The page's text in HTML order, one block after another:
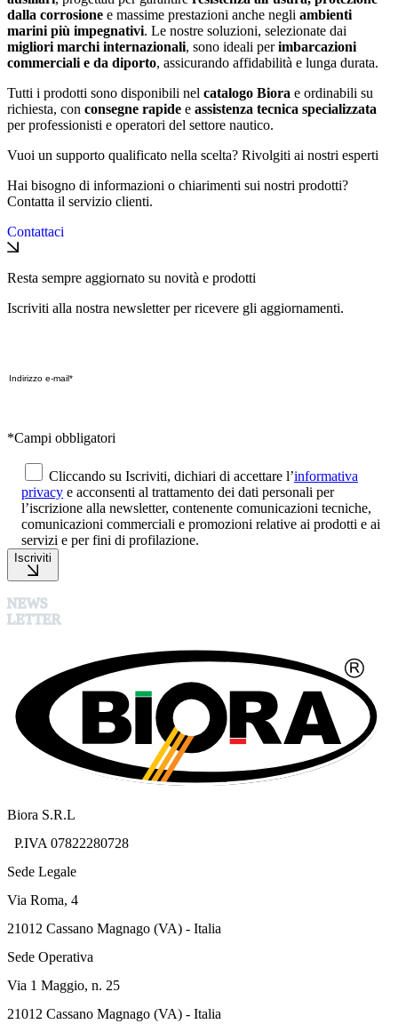
dalla corrosione e massime prestazioni anche negli ambienti
marini più impegnativi. Le nostre soluzioni, selezionate dai
migliori marchi internazionali, sono ideali perimbarcazioni
commerciali e da diporto, assicurando affidabilità e lunga durata.
Tutti i prodotti sono disponibili nel catalogo Biora e ordinabili su
richiesta, con consegne rapide e assistenza tecnica specializzata
per professionisti e operatori del settore nautico.
Vuoi un supporto qualificato nella scelta? Rivolgiti ai nostri esperti
Hai bisogno di informazioni o chiarimenti sui nostri prodotti?
Contatta il servizio clienti.
Contattaci
Resta sempre aggiornato su novità e prodotti
Iscriviti alla nostra newsletter per ricevere gli aggiornamenti.
*Campi obbligatori
Cliccando su Iscriviti, dichiari di accettare l’informativa
privacy e acconsenti al trattamento dei dati personali per
l’iscrizione alla newsletter, contenente comunicazioni tecniche,
comunicazioni commerciali e promozioni relative ai prodotti e ai
servizi e per fini di profilazione.
Iscriviti
NEWS
LETTER
Biora S.R.L
P.IVA 07822280728
Sede Legale
Via Roma, 4
21012 Cassano Magnago (VA) - Italia
Sede Operativa
Via 1 Maggio, n. 25
21012 Cassano Magnago (VA) - Italia